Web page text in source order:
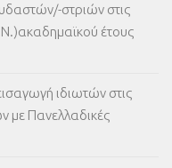
στριών στις
έτους
ιδιωτών στις
με Πανελλαδικές